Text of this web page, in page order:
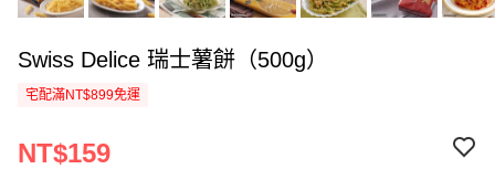
Swiss Delice 瑞士薯餅（500g）
宅配滿NT$899免運
NT$159